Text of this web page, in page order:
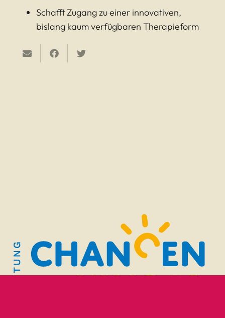
Schafft Zugang zu einer innovativen,
bislang kaum verfügbaren Therapieform